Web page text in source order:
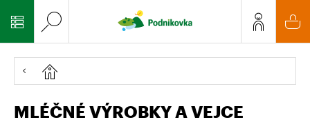
MLÉČNÉ VÝROBKY A VEJCE